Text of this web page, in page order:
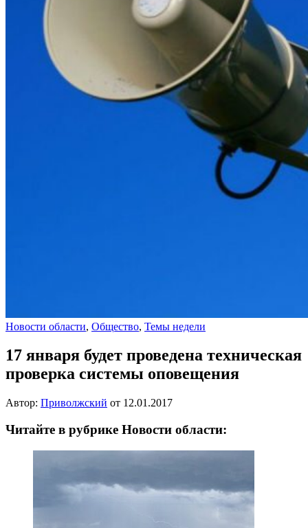
Новости области, Общество, Темы недели
17 января будет проведена техническая
проверка системы оповещения
Автор: Приволжский от 12.01.2017
Читайте в рубрике Новости области: